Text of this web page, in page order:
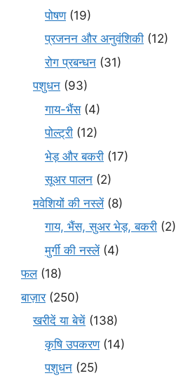
पोषण(19)
प्रजनन और अनुवंशिकी (12)
रोग प्रबन्धन (31)
पशुधन (93)
गाय-भैंस(4)
पोल्ट्री (12)
भेड़ और बकरी (17)
सूअर पालन (2)
मवेशियों की नस्लें(8)
गाय, भैंस, सुअर भेड़, बकरी (2)
मुर्गी की नस्लें(4)
फल(18)
बाज़ार(250)
खरीदें या बेचें (138)
कृषि उपकरण(14)
पशुधन (25)